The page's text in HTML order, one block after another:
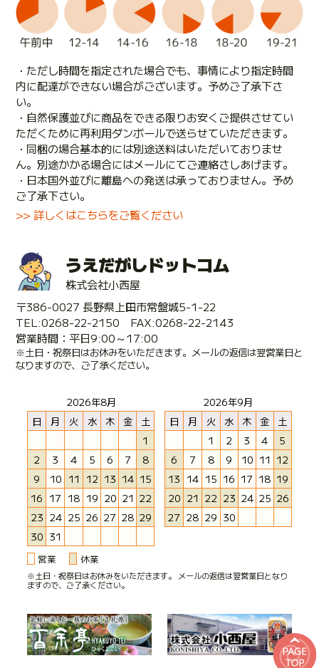
・ただし時間を指定された場合でも、事情により指定時間
内に配達ができない場合がございます。予めご了承下さ
い。
・自然保護並びに商品をできる限りお安くご提供させてい
ただくために再利用ダンボールで送らせていただきます。
・同梱の場合基本的には別途送料はいただいておりませ
ん。別途かかる場合にはメールにてご連絡さしあげます。
・日本国外並びに離島への発送は承っておりません。予め
ご了承下さい。
>> 詳しくはこちらをご覧ください
うえだがしドットコム
株式会社小西屋
〒386-0027 長野県上田市常盤城5-1-22
TEL:0268-22-2150 FAX:0268-22-2143
営業時間：平日9:00～17:00
※土日・祝祭日はお休みをいただきます。メールの返信は翌営業日と
なりますので、ご了承ください。
2026年8月
日
月 火 水 木 金
土
1
2
3 4 5 6 7
8
9
10 11 12 13 14 15
16 17 18 19 20 21 22
23 24 25 26 27 28 29
30 31
2026年9月
日
月 火 水 木 金
土
1
2 3 4
5
6
7 8 9 10 11 12
13 14 15 16 17 18 19
20 21 22 23 24 25 26
27 28 29 30
営業 休業
※土日・祝祭日はお休みをいただきます。 メールの返信は翌営業日となり
ますので、ご了承ください。